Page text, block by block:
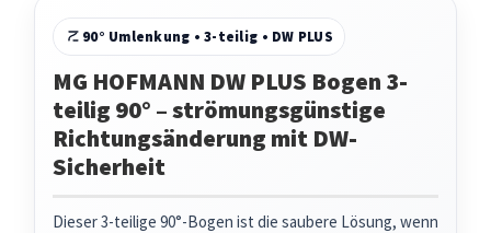
90° Umlenkung • 3-teilig • DW PLUS
MG HOFMANN DW PLUS Bogen 3-
teilig 90° – strömungsgünstige
Richtungsänderung mit DW-
Sicherheit
Dieser 3-teilige 90°-Bogen ist die saubere Lösung, wenn